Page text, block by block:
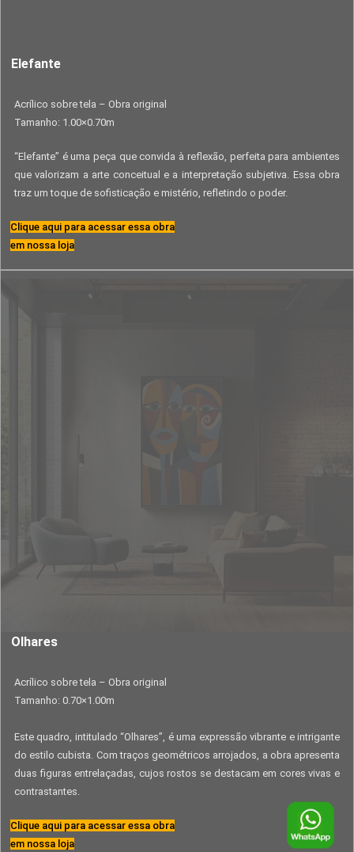
Elefante
Acrílico sobre tela – Obra original
Tamanho: 1.00×0.70m
“Elefante” é uma peça que convida à reflexão, perfeita para ambientes
que valorizam a arte conceitual e a interpretação subjetiva. Essa obra
traz um toque de sofisticação e mistério, refletindo o poder.
Clique aqui para acessar essa obra
em nossa loja
Olhares
Acrílico sobre tela – Obra original
Tamanho: 0.70×1.00m
Este quadro, intitulado “Olhares”, é uma expressão vibrante e intrigante
do estilo cubista. Com traços geométricos arrojados, a obra apresenta
duas figuras entrelaçadas, cujos rostos se destacam em cores vivas e
contrastantes.
Clique aqui para acessar essa obra
em nossa loja